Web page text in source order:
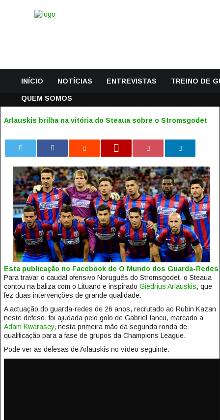
INÍCIO NOTÍCIAS ENTREVISTAS TREINO DE
QUEM SOMOS
Arlauskis brilha na vitória do Steaua sobre o Stromsgodet
0
Esta publicação no Facebook de O Mundo dos Guarda-Redes
Para travar o caudal ofensivo Noruguês do Stromsgodet, o Steaua
contou na baliza com o Lituano e inspirado Giedrius Arlauskis, que
fez duas intervenções de grande qualidade.
A actuação do guarda-redes de 26 anos, recrutado ao Rubin Kazan
neste defeso, foi ajudada pelo golo de Gabriel Iancu, marcado a
Adam Kwarasey, nesta primeira mão da segunda ronda de
qualificação para a fase de grupos da Champions League.
Pode ver as defesas de Arlauskis no vídeo seguinte: